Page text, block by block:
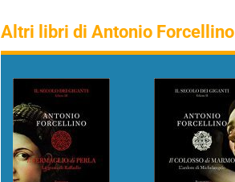
Altri libri di Antonio Forcellino